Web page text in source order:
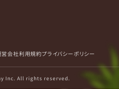
営会社利用規約プライバシーポリシー
Inc. All rights reserved.